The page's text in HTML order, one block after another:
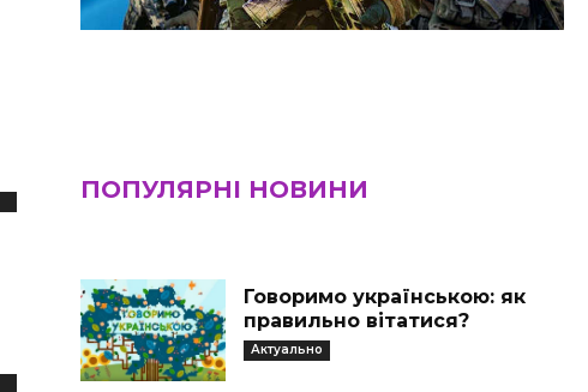
ПОПУЛЯРНІ НОВИНИ
Говоримо українською: як
правильно вітатися?
Актуально